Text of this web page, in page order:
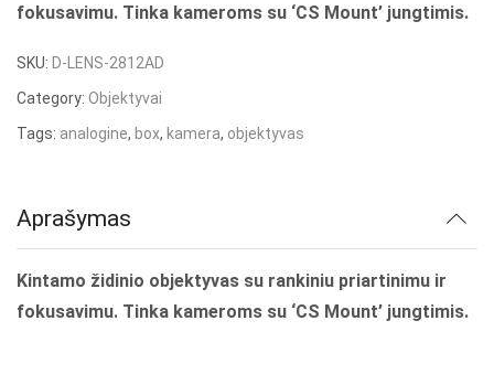
fokusavimu. Tinka kameroms su ‘CS Mount’ jungtimis.
SKU: D-LENS-2812AD
Category: Objektyvai
Tags: analogine, box, kamera, objektyvas
Aprašymas
Kintamo židinio objektyvas su rankiniu priartinimu ir
fokusavimu. Tinka kameroms su ‘CS Mount’ jungtimis.